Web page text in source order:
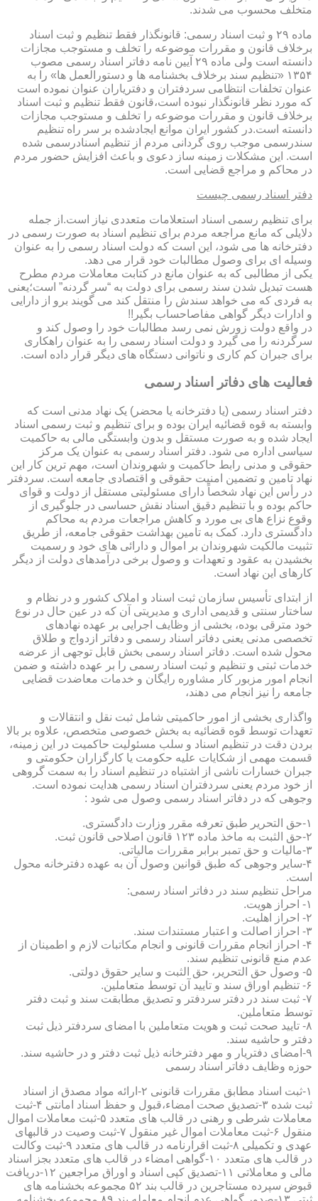
متخلف محسوب می شدند.
ماده ۲۹ و ثبت اسناد رسمی: قانونگذار فقط تنظیم و ثبت اسناد
برخلاف قانون و مقررات موضوعه را تخلف و مستوجب مجازات
دانسته است ولی ماده ۲۹ آیین نامه دفاتر اسناد رسمی مصوب
۱۳۵۴ «تنظیم سند برخلاف بخشنامه ها و دستورالعمل ها» را به
عنوان تخلفات انتظامی سردفتران و دفتریاران عنوان نموده است
که مورد نظر قانونگذار نبوده است،قانون فقط تنظیم و ثبت اسناد
برخلاف قانون و مقررات موضوعه را تخلف و مستوجب مجازات
دانسته است.در کشور ایران موانع ایجادشده بر سر راه تنظیم
سندرسمی موجب روی گردانی مردم از تنظیم اسنادرسمی شده
است. این مشکلات زمینه ساز دعوی و باعث افزایش حضور مردم
در محاکم و مراجع قضایی است.
دفتر اسناد رسمی چیست
برای تنظیم رسمی اسناد استعلامات متعددی نیاز است.از جمله
دلایلی که مانع مراجعه مردم برای تنظیم اسناد به صورت رسمی در
دفترخانه ها می شود، این است که دولت اسناد رسمی را به عنوان
وسیله ای برای وصول مطالبات خود قرار می دهد.
یکی از مطالبی که به عنوان مانع در کتابت معاملات مردم مطرح
هست تبدیل شدن سند رسمی برای دولت به “سر گردنه” است؛یعنی
به فردی که می خواهد سندش را منتقل کند می گویند برو از دارایی
و ادارات دیگر گواهی مفاصاحساب بگیر!!
در واقع دولت زورش نمی رسد مطالبات خود را وصول کند و
سرگردنه را می گیرد و دولت اسناد رسمی را به عنوان راهکاری
برای جبران کم کاری و ناتوانی دستگاه های دیگر قرار داده است.
فعالیت های دفاتر اسناد رسمی
دفتر اسناد رسمی (یا دفترخانه یا محضر) یک نهاد مدنی است که
وابسته به قوه قضائیه ایران بوده و برای تنظیم و ثبت رسمی اسناد
ایجاد شده و به صورت مستقل و بدون وابستگی مالی به حاکمیت
سیاسی اداره می شود. دفتر اسناد رسمی به عنوان یک مرکز
حقوقی و مدنی رابط حاکمیت و شهروندان است، مهم ترین کار این
نهاد تامین و تضمین امنیت حقوقی و اقتصادی جامعه است. سردفتر
در رأس این نهاد شخصاً دارای مسئولیتی مستقل از دولت و قوای
حاکم بوده و با تنظیم دقیق اسناد نقش حساسی در جلوگیری از
وقوع نزاع های بی مورد و کاهش مراجعات مردم به محاکم
دادگستری دارد. کمک به تامین بهداشت حقوقی جامعه، از طریق
تثبیت مالکیت شهروندان بر اموال و دارائی های خود و رسمیت
بخشیدن به عقود و تعهدات و وصول برخی درآمدهای دولت از دیگر
کارهای این نهاد است.
از ابتدای تأسیس سازمان ثبت اسناد و املاک کشور و در نظام و
ساختار سنتی و قدیمی اداری و مدیریتی آن که در عین حال در نوع
خود مترقی بوده، بخشی از وظایف اجرایی بر عهده نهادهای
تخصصی مدنی یعنی دفاتر اسناد رسمی و دفاتر ازدواج و طلاق
محول شده است. دفاتر اسناد رسمی بخش قابل توجهی از عرضه
خدمات ثبتی و تنظیم و ثبت اسناد رسمی را بر عهده داشته و ضمن
انجام امور مزبور کار مشاوره رایگان و خدمات معاضدت قضایی
جامعه را نیز انجام می دهند،
واگذاری بخشی از امور حاکمیتی شامل ثبت نقل و انتقالات و
تعهدات توسط قوه قضائیه به بخش خصوصی متخصص، علاوه بر بالا
بردن دقت در تنظیم اسناد و سلب مسئولیت حاکمیت در این زمینه،
قسمت مهمی از شکایات علیه حکومت یا کارگزاران حکومتی و
جبران خسارات ناشی از اشتباه در تنظیم اسناد را به سمت گروهی
از خود مردم یعنی سردفتران اسناد رسمی هدایت نموده است.
وجوهی که در دفاتر اسناد رسمی وصول می شود :
۱-حق التحریر طبق تعرفه مقرر وزارت دادگستری.
۲-حق الثبت به ماخذ ماده ۱۲۳ قانون اصلاحی قانون ثبت.
۳-مالیات و حق تمبر برابر مقررات مالیاتی.
۴-سایر وجوهی که طبق قوانین وصول آن به عهده دفترخانه محول
است.
مراحل تنظیم سند در دفاتر اسناد رسمی:
۱- احراز هویت.
۲- احراز اهلیت.
۳- احراز اصالت و اعتبار مستندات سند.
۴- احراز انجام مقررات قانونی و انجام مکاتبات لازم و اطمینان از
عدم منع قانونی تنظیم سند.
۵- وصول حق التحریر، حق الثبت و سایر حقوق دولتی.
۶- تنظیم اوراق سند و تایید آن توسط متعاملین.
۷- ثبت سند در دفتر سردفتر و تصدیق مطابقت سند و ثبت دفتر
توسط متعاملین.
۸- تایید صحت ثبت و هویت متعاملین با امضای سردفتر ذیل ثبت
دفتر و حاشیه سند.
۹-امضای دفتریار و مهر دفترخانه ذیل ثبت دفتر و در حاشیه سند.
حوزه وظایف دفاتر اسناد رسمی
۱-ثبت اسناد مطابق مقررات قانونی ۲-ارائه مواد مصدق از اسناد
ثبت شده ۳-تصدیق صحت امضاء،قبول و حفظ اسناد امانتی ۴-ثبت
معاملات شرطی و رهنی در قالب های متعدد ۵-ثبت معاملات اموال
منقول ۶-ثبت معاملات اموال غیر منقول ۷-ثبت وصیت در قالبهای
عهدی و تکمیلی ۸-ثبت اقرارنامه در قالب های متعدد ۹-ثبت وکالت
در قالب های متعدد ۱۰-گواهی امضاء در قالب های متعدد بجز اسناد
مالی و معاملاتی ۱۱-تصدیق کپی اسناد و اوراق مراجعین ۱۲-دریافت
قبوض سپرده مستاجرین در قالب بند ۵۲ مجموعه بخشنامه های